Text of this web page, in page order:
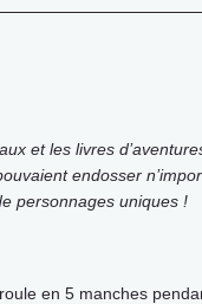
et les livres
endosser
personnages uniques !
en 5 manches